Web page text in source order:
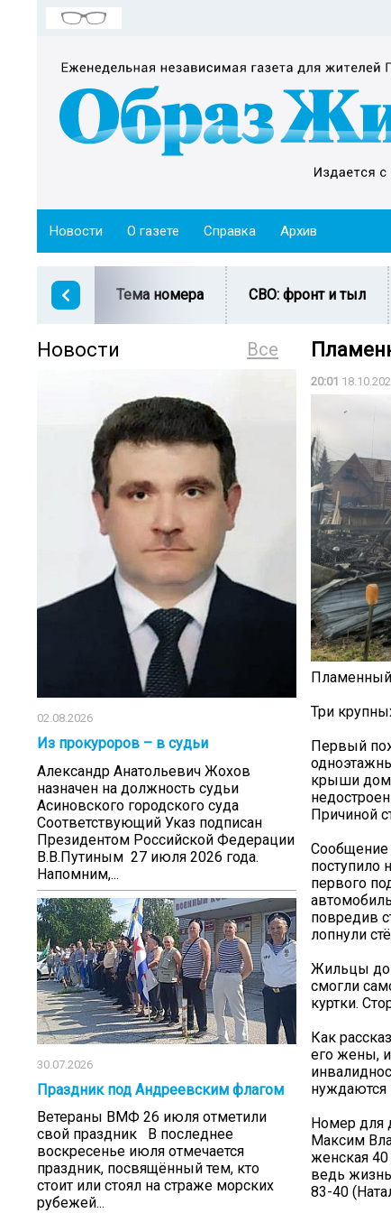
Новости О газете Справка Архив
Тема номера СВО: фронт и тыл
Все
Новости
02.08.2026
Из прокуроров – в судьи
Александр Анатольевич Жохов
назначен на должность судьи
Асиновского городского суда
Соответствующий Указ подписан
Президентом Российской Федерации
В.В.Путиным 27 июля 2026 года.
Напомним,...
30.07.2026
Праздник под Андреевским флагом
Ветераны ВМФ 26 июля отметили
свой праздник В последнее
воскресенье июля отмечается
праздник, посвящённый тем, кто
стоит или стоял на страже морских
рубежей...
20:01
Пламенный
Три
Первый
крыши
Причиной
Сообщение
поступило
первого
повредив
лопнули
Жильцы
смогли
куртки.
Как
его жены,
Номер для
Максим
женская
ведь
83-40